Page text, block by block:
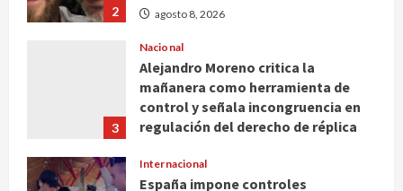
2 agosto 8, 2026
3
Nacional
Alejandro Moreno critica la
mañanera como herramienta de
control y señala incongruencia en
regulación del derecho de réplica
Internacional
España impone controles